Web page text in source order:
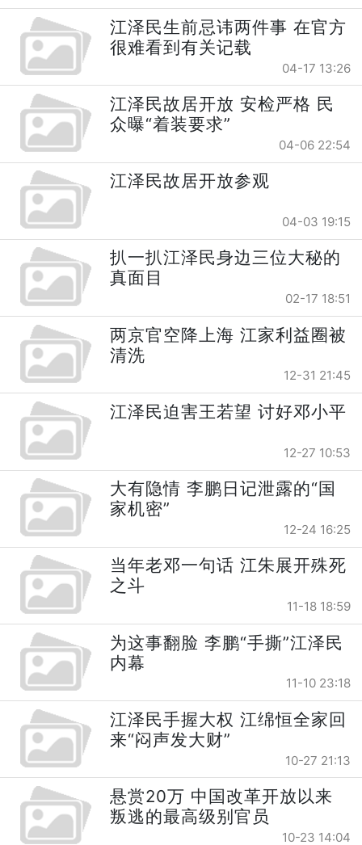
江泽民生前忌讳两件事 在官方
很难看到有关记载
04-17 13:26
江泽民故居开放 安检严格 民
众曝“着装要求”
04-06 22:54
江泽民故居开放参观
04-03 19:15
扒一扒江泽民身边三位大秘的
真面目
02-17 18:51
两京官空降上海 江家利益圈被
清洗
12-31 21:45
江泽民迫害王若望 讨好邓小平
12-27 10:53
大有隐情 李鹏日记泄露的“国
家机密”
12-24 16:25
当年老邓一句话 江朱展开殊死
之斗
11-18 18:59
为这事翻脸 李鹏“手撕”江泽民
内幕
11-10 23:18
江泽民手握大权 江绵恒全家回
来“闷声发大财”
10-27 21:13
悬赏20万 中国改革开放以来
叛逃的最高级别官员
10-23 14:04